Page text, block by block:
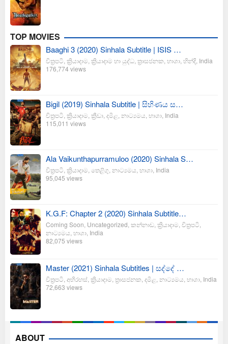
TOP MOVIES
Baaghi 3 (2020) Sinhala Subtitle | ISIS …
චිත්‍රපටි ක්‍රියාදාම ක්‍රියාදාම හා යුද්ධ ත්‍රාසජනක භාශා හින්දි India
176,774 views
Bigil (2019) Sinhala Subtitle | සිහිණය ස…
චිත්‍රපටි ක්‍රියාදාම ක්‍රීඩා දමිළ නාට්‍යමය භාශා India
115,011 views
Ala Vaikunthapurramuloo (2020) Sinhala S…
චිත්‍රපටි ක්‍රියාදාම තෙළිගු නාට්‍යමය භාශා India
95,045 views
K.G.F: Chapter 2 (2020) Sinhala Subtitle…
Coming Soon Uncategorized කන්නාඩ ක්‍රියාදාම චිත්‍රපටි
නාට්‍යමය භාශා India
82,075 views
Master (2021) Sinhala Subtitles | සද්දේ …
චිත්‍රපටි අභිරහස් ක්‍රියාදාම ත්‍රාසජනක දමිළ නාට්‍යමය භාශා India
72,663 views
ABOUT